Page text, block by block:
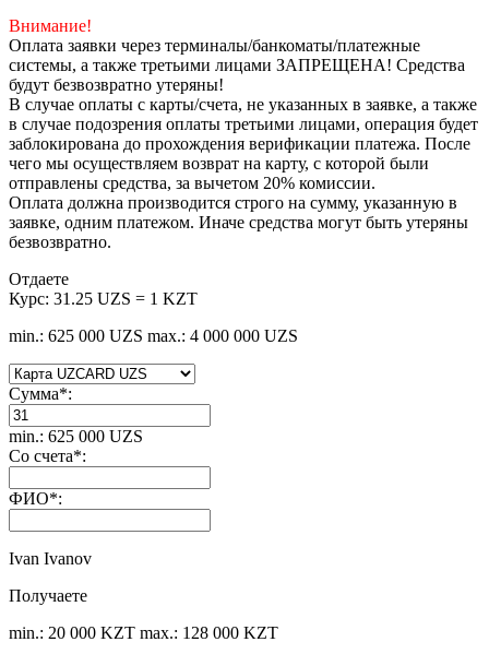
Внимание!
Оплата заявки через терминалы/банкоматы/платежные
системы, а также третьими лицами ЗАПРЕЩЕНА! Средства
будут безвозвратно утеряны!
В случае оплаты с карты/счета, не указанных в заявке, а также
в случае подозрения оплаты третьими лицами, операция будет
заблокирована до прохождения верификации платежа. После
чего мы осуществляем возврат на карту, с которой были
отправлены средства, за вычетом 20% комиссии.
Оплата должна производится строго на сумму, указанную в
заявке, одним платежом. Иначе средства могут быть утеряны
безвозвратно.
Отдаете
Курс: 31.25 UZS = 1 KZT
min.: 625 000 UZS max.: 4 000 000 UZS
Сумма*:
min.: 625 000 UZS
Со счета*:
ФИО*:
Ivan Ivanov
Получаете
min.: 20 000 KZT max.: 128 000 KZT